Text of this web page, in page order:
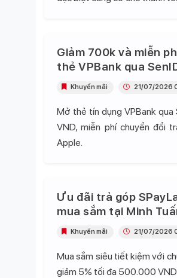
Giảm 700k và miễn
thẻ VPBank qua
Mở thẻ tín dụng VPBank
VND, miễn phí chuyển đổi
Apple.
Khuyến mãi 21/07/2026
Ưu đãi trả góp
mua sắm tại Minh
Mua sắm siêu tiết kiệm với
giảm 5% tối đa 500.000
Khuyến mãi 21/07/2026